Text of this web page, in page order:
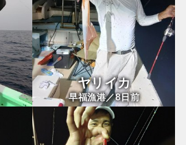
ヤリイカ
早福漁港／8日前